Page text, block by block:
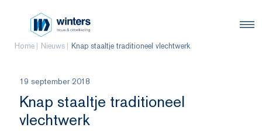
Home Nieuws Knap staaltje traditioneel vlechtwerk
19 september 2018
Knap staaltje traditioneel
vlechtwerk